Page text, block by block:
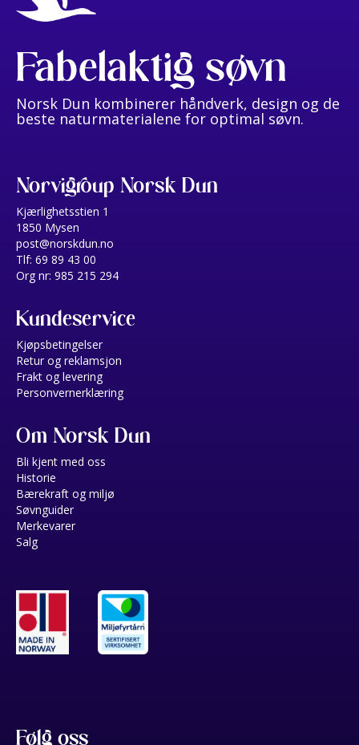
Fabelaktig søvn
Norsk Dun kombinerer håndverk, design og de
beste naturmaterialene for optimal søvn.
Norvigroup Norsk Dun
Kjærlighetsstien 1
1850 Mysen
post@norskdun.no
Tlf: 69 89 43 00
Org nr: 985 215 294
Kundeservice
Kjøpsbetingelser
Retur og reklamsjon
Frakt og levering
Personvernerklæring
Om Norsk Dun
Bli kjent med oss
Historie
Bærekraft og miljø
Søvnguider
Merkevarer
Salg
Følg oss